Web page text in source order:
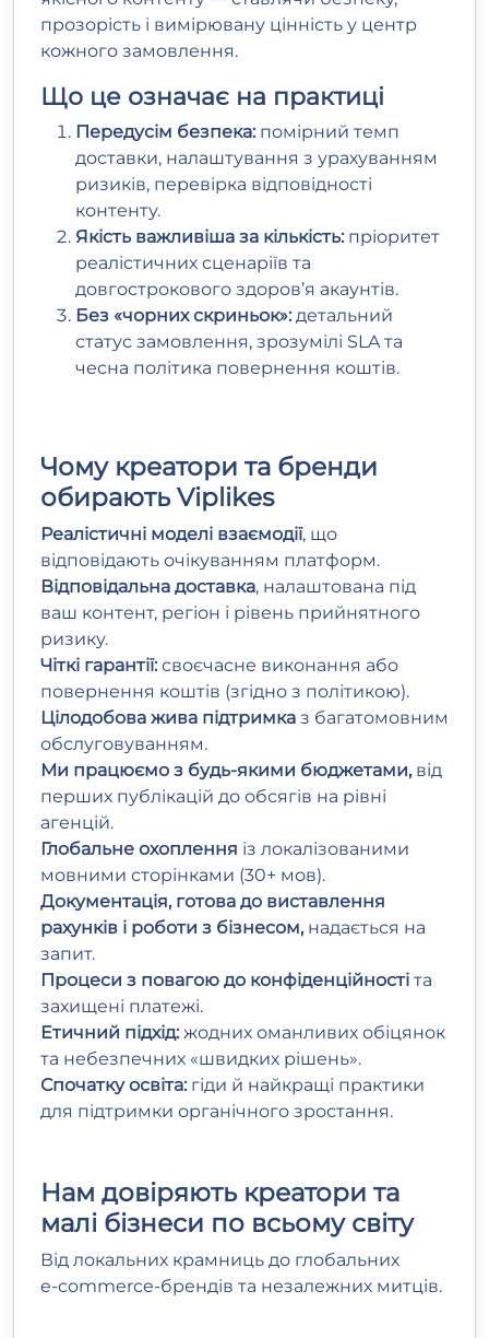
прозорість і вимірювану цінність у центр
кожного замовлення.
Що це означає на практиці
Передусім безпека: помірний темп
доставки, налаштування з урахуванням
ризиків, перевірка відповідності
контенту.
Якість важливіша за кількість: пріоритет
реалістичних сценаріїв та
довгострокового здоров’я акаунтів.
Без «чорних скриньок»: детальний
статус замовлення, зрозумілі SLA та
чесна політика повернення коштів.
Чому креатори та бренди
обирають Viplikes
Реалістичні моделі взаємодії, що
відповідають очікуванням платформ.
Відповідальна доставка, налаштована під
ваш контент, регіон і рівень прийнятного
ризику.
Чіткі гарантії: своєчасне виконання або
повернення коштів (згідно з політикою).
Цілодобова жива підтримка з багатомовним
обслуговуванням.
Ми працюємо з будь-якими бюджетами, від
перших публікацій до обсягів на рівні
агенцій.
Глобальне охоплення із локалізованими
мовними сторінками (30+ мов).
Документація, готова до виставлення
рахунків і роботи з бізнесом, надається на
запит.
Процеси з повагою до конфіденційності та
захищені платежі.
Етичний підхід: жодних оманливих обіцянок
та небезпечних «швидких рішень».
Спочатку освіта: гіди й найкращі практики
для підтримки органічного зростання.
Нам довіряють креатори та
малі бізнеси по всьому світу
Від локальних крамниць до глобальних
e‑commerce‑брендів та незалежних митців.